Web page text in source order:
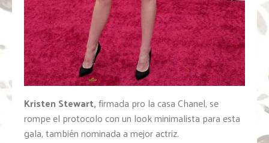
Kristen Stewart,firmada pro la casa Chanel, se
rompe el protocolo con un look minimalista para esta
gala, también nominada a mejor actriz.